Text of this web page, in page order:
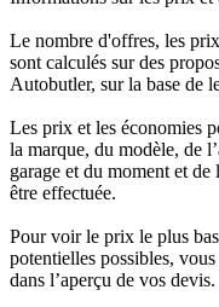
Le nombre d'offres, les
sont calculés sur des
Autobutler, sur la base de
Les prix et les économies
la marque, du modèle, de
garage et du moment et
être effectuée.
Pour voir le prix le plus
potentielles possibles,
dans l’aperçu de vos devis.